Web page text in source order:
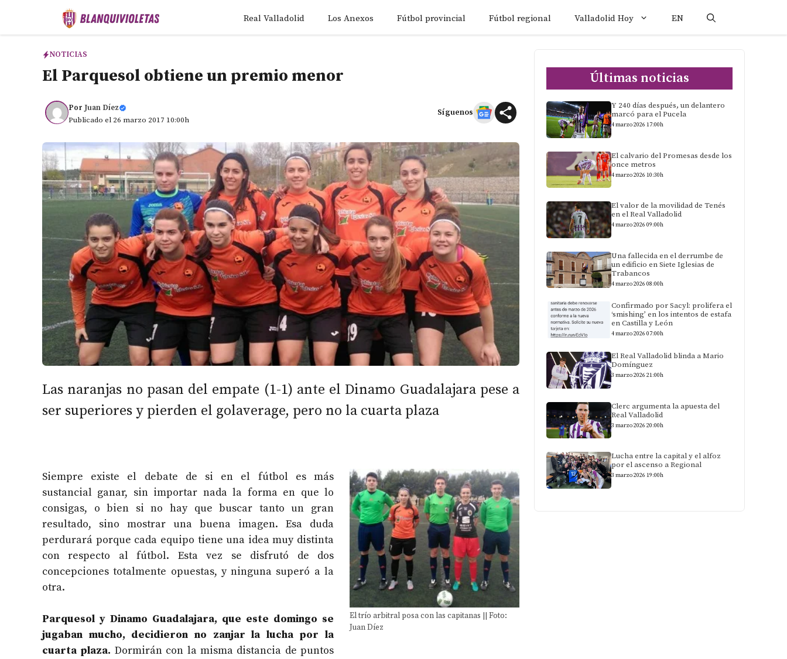
Real Valladolid Los Anexos Fútbol provincial Fútbol regional Valladolid Hoy EN
NOTICIAS
El Parquesol obtiene un premio menor
Por Juan Díez
Publicado el 26 marzo 2017 10:00h
Síguenos
Las naranjas no pasan del empate (1-1) ante el Dinamo Guadalajara pese a
ser superiores y pierden el golaverage, pero no la cuarta plaza
El trío arbitral posa con las capitanas || Foto:
Juan Díez
Siempre existe el debate de si en el fútbol es más
sustancial ganar, sin importar nada la forma en que lo
consigas, o bien si no hay que buscar tanto un gran
resultado, sino mostrar una buena imagen. Esa duda
perdurará porque cada equipo tiene una idea muy distinta
con respecto al fútbol. Esta vez se disfrutó de dos
concepciones totalmente opuestas, y ninguna superó a la
otra.
Parquesol y Dinamo Guadalajara, que este domingo se
jugaban mucho, decidieron no zanjar la lucha por la
cuarta plaza. Dormirán con la misma distancia de puntos
Últimas noticias
Y 240 días después, un delantero
marcó para el Pucela
4 marzo 2026 17:00h
El calvario del Promesas desde los
once metros
4 marzo 2026 10:30h
El valor de la movilidad de Tenés
en el Real Valladolid
4 marzo 2026 09:00h
Una fallecida en el derrumbe de
un edificio en Siete Iglesias de
Trabancos
4 marzo 2026 08:00h
Confirmado por Sacyl: prolifera el
‘smishing’ en los intentos de estafa
en Castilla y León
4 marzo 2026 07:00h
El Real Valladolid blinda a Mario
Domínguez
3 marzo 2026 21:00h
Clerc argumenta la apuesta del
Real Valladolid
3 marzo 2026 20:00h
Lucha entre la capital y el alfoz
por el ascenso a Regional
3 marzo 2026 19:00h